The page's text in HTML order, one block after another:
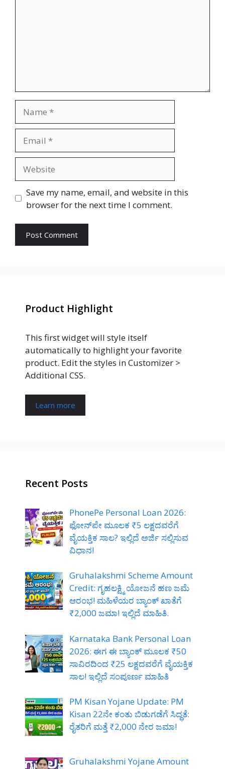
Save my name, email, and website in this
browser for the next time I comment.
Product Highlight
This first widget will style itself
automatically to highlight your favorite
product. Edit the styles in Customizer >
Additional CSS.
Learn more
Recent Posts
PhonePe Personal Loan 2026:
ಫೋನ್‌ಪೇ ಮೂಲಕ ₹5 ಲಕ್ಷದವರೆಗೆ
ವೈಯಕ್ತಿಕ ಸಾಲ? ಇಲ್ಲಿದೆ ಅರ್ಜಿ ಸಲ್ಲಿಸುವ
ವಿಧಾನ!
Gruhalakshmi Scheme Amount
Credit: ಗೃಹಲಕ್ಷ್ಮಿ ಯೋಜನೆ ಹಣ ಜಮೆ
ಆರಂಭ! ಮಹಿಳೆಯರ ಬ್ಯಾಂಕ್ ಖಾತೆಗೆ
₹2,000 ಜಮಾ! ಇಲ್ಲಿದೆ ಮಾಹಿತಿ.
Karnataka Bank Personal Loan
2026: ಈಗ ಈ ಬ್ಯಾಂಕ್ ಮೂಲಕ ₹50
ಸಾವಿರದಿಂದ ₹25 ಲಕ್ಷದವರೆಗೆ ವೈಯಕ್ತಿಕ
ಸಾಲ! ಇಲ್ಲಿದೆ ಸಂಪೂರ್ಣ ಮಾಹಿತಿ
PM Kisan Yojane Update: PM
Kisan 22ನೇ ಕಂತು ಬಿಡುಗಡೆಗೆ ಸಿದ್ಧತೆ:
ರೈತರಿಗೆ ಮತ್ತೆ ₹2,000 ನೇರ ಜಮಾ!
Gruhalakshmi Yojane Amount